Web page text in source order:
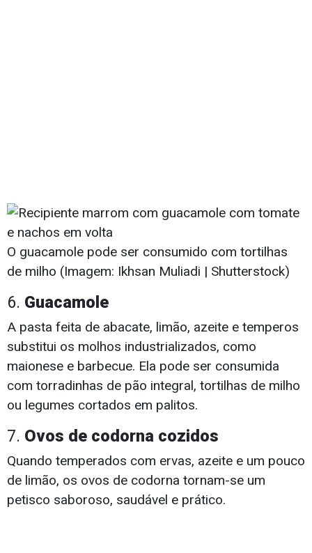
O guacamole pode ser consumido com tortilhas
de milho (Imagem: Ikhsan Muliadi | Shutterstock)
6. Guacamole
A pasta feita de abacate, limão, azeite e temperos
substitui os molhos industrializados, como
maionese e barbecue. Ela pode ser consumida
com torradinhas de pão integral, tortilhas de milho
ou legumes cortados em palitos.
7. Ovos de codorna cozidos
Quando temperados com ervas, azeite e um pouco
de limão, os ovos de codorna tornam-se um
petisco saboroso, saudável e prático.